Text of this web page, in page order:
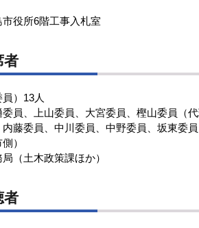
市役所6階工事入札室
者
員）13人
委員、上山委員、大宮委員、樫山委員（
内藤委員、中川委員、中野委員、坂東委
側）
（土木政策課ほか）
者